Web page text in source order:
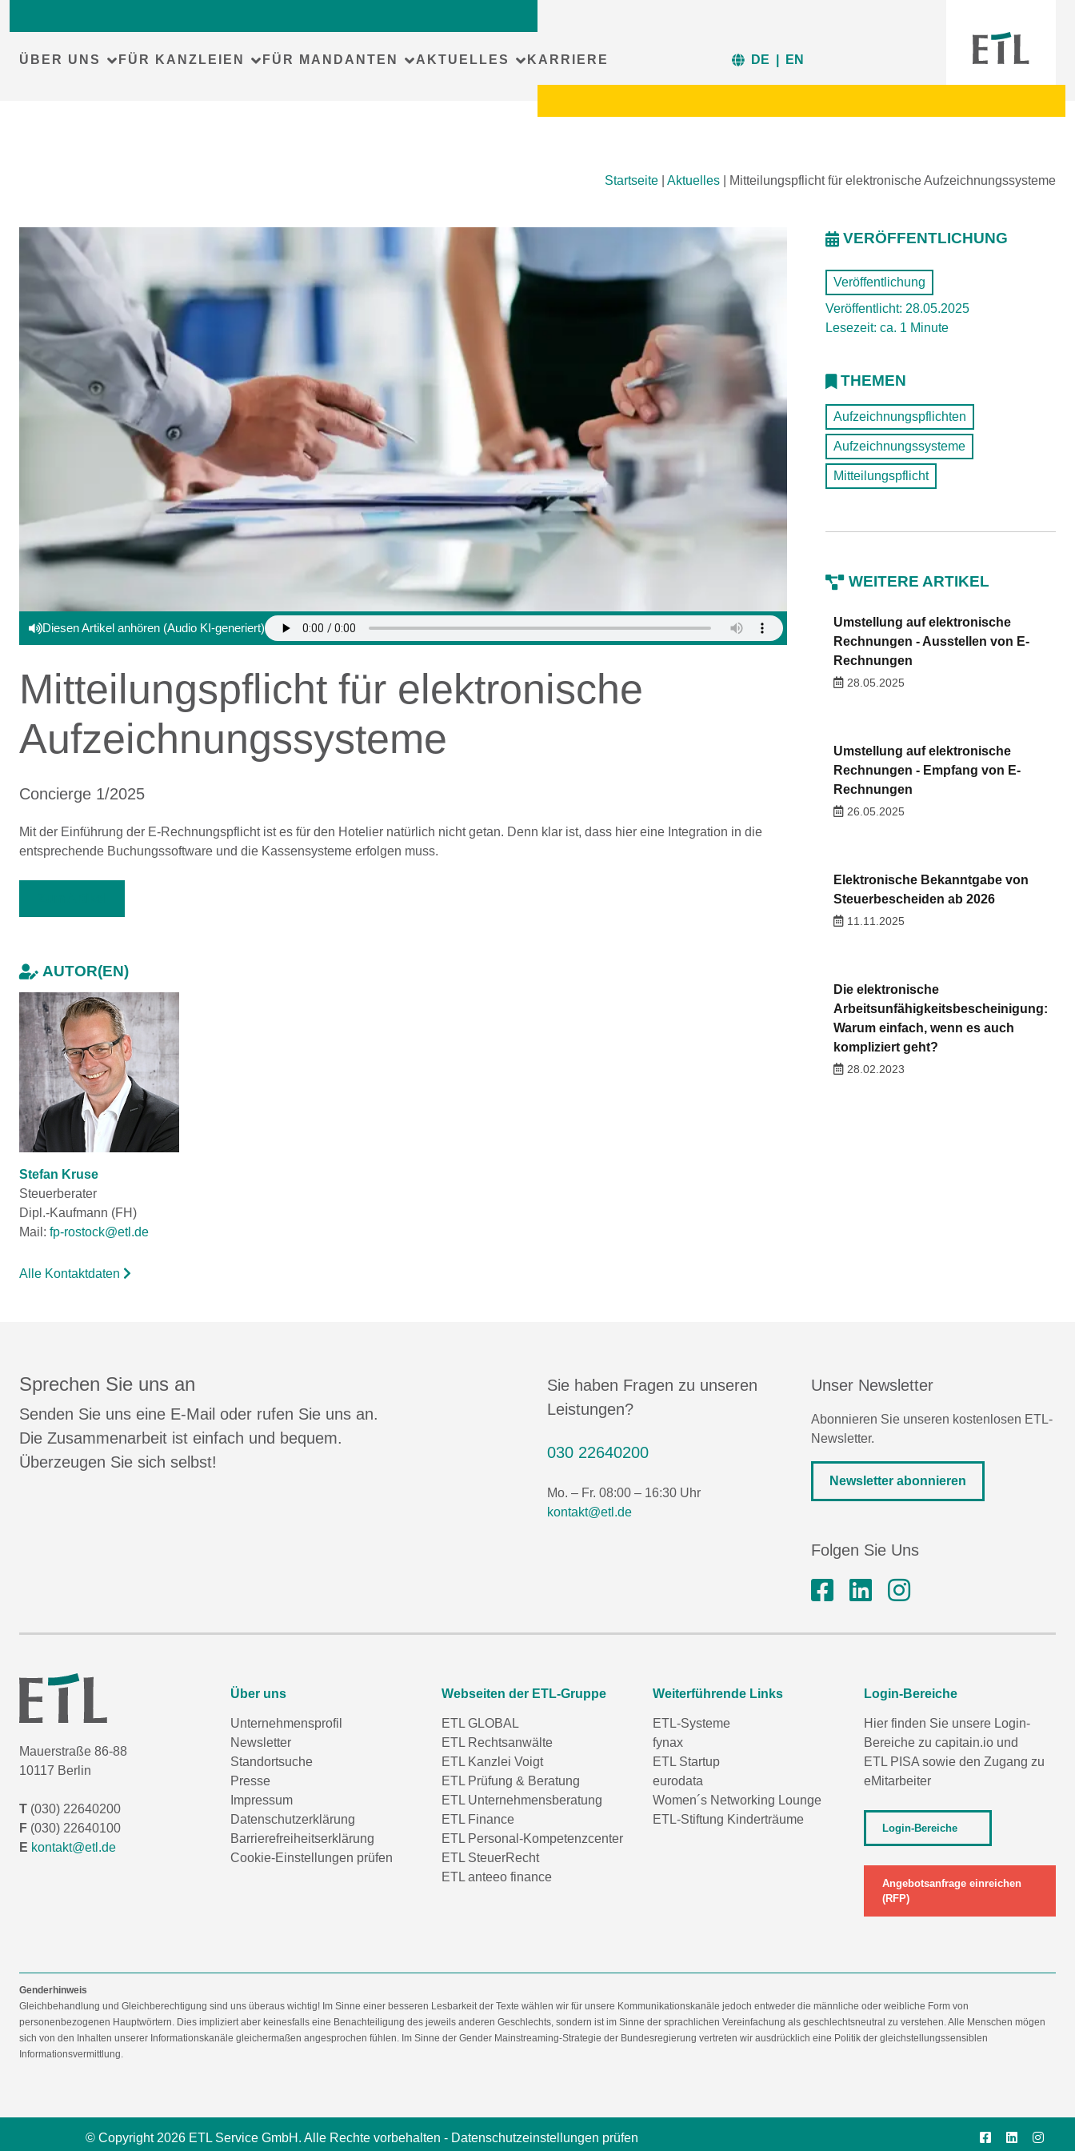
ÜBER UNS FÜR KANZLEIEN FÜR MANDANTEN AKTUELLES KARRIERE DE EN
Startseite Aktuelles Mitteilungspflicht für elektronische Aufzeichnungssysteme
Diesen Artikel anhören (Audio KI-generiert)
Mitteilungspflicht für elektronische
Aufzeichnungssysteme
Concierge 1/2025
Mit der Einführung der E-Rechnungspflicht ist es für den Hotelier natürlich nicht getan. Denn klar ist, dass hier eine Integration in die
entsprechende Buchungssoftware und die Kassensysteme erfolgen muss.
AUTOR(EN)
Stefan Kruse
Steuerberater
Dipl.-Kaufmann (FH)
Mail: fp-rostock@etl.de
Alle Kontaktdaten
VERÖFFENTLICHUNG
Veröffentlichung
Veröffentlicht: 28.05.2025
Lesezeit: ca. 1 Minute
THEMEN
Aufzeichnungspflichten
Aufzeichnungssysteme
Mitteilungspflicht
WEITERE ARTIKEL
Umstellung auf elektronische
Rechnungen - Ausstellen von E-
Rechnungen
28.05.2025
Umstellung auf elektronische
Rechnungen - Empfang von E-
Rechnungen
26.05.2025
Elektronische Bekanntgabe von
Steuerbescheiden ab 2026
11.11.2025
Die elektronische
Arbeitsunfähigkeitsbescheinigung:
Warum einfach, wenn es auch
kompliziert geht?
28.02.2023
Sprechen Sie uns an
Senden Sie uns eine E-Mail oder rufen Sie uns an.
Die Zusammenarbeit ist einfach und bequem.
Überzeugen Sie sich selbst!
Sie haben Fragen zu unseren
Leistungen?
030 22640200
Mo. – Fr. 08:00 – 16:30 Uhr
kontakt@etl.de
Unser Newsletter
Abonnieren Sie unseren kostenlosen ETL-
Newsletter.
Newsletter abonnieren
Folgen Sie Uns
Mauerstraße 86-88
10117 Berlin
T (030) 22640200
F (030) 22640100
E kontakt@etl.de
Über uns
Unternehmensprofil
Newsletter
Standortsuche
Presse
Impressum
Datenschutzerklärung
Barrierefreiheitserklärung
Cookie-Einstellungen prüfen
Webseiten der ETL-Gruppe
ETL GLOBAL
ETL Rechtsanwälte
ETL Kanzlei Voigt
ETL Prüfung & Beratung
ETL Unternehmensberatung
ETL Finance
ETL Personal-Kompetenzcenter
ETL SteuerRecht
ETL anteeo finance
Weiterführende Links
ETL-Systeme
fynax
ETL Startup
eurodata
Women´s Networking Lounge
ETL-Stiftung Kinderträume
Login-Bereiche
Hier finden Sie unsere Login-
Bereiche zu capitain.io und
ETL PISA sowie den Zugang zu
eMitarbeiter
Login-Bereiche
Angebotsanfrage einreichen
(RFP)
Genderhinweis
Gleichbehandlung und Gleichberechtigung sind uns überaus wichtig! Im Sinne einer besseren Lesbarkeit der Texte wählen wir für unsere Kommunikationskanäle jedoch entweder die männliche oder weibliche Form von
personenbezogenen Hauptwörtern. Dies impliziert aber keinesfalls eine Benachteiligung des jeweils anderen Geschlechts, sondern ist im Sinne der sprachlichen Vereinfachung als geschlechtsneutral zu verstehen. Alle Menschen mögen
sich von den Inhalten unserer Informationskanäle gleichermaßen angesprochen fühlen. Im Sinne der Gender Mainstreaming-Strategie der Bundesregierung vertreten wir ausdrücklich eine Politik der gleichstellungssensiblen
Informationsvermittlung.
© Copyright 2026 ETL Service GmbH. Alle Rechte vorbehalten - Datenschutzeinstellungen prüfen